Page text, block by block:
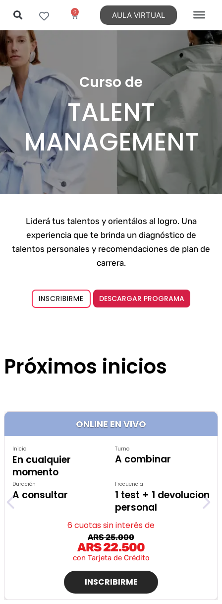
al
contenido
0 AULA VIRTUAL
Curso de
TALENT
MANAGEMENT
Liderá tus talentos y orientálos al logro. Una
experiencia que te brinda un diagnóstico de
talentos personales y recomendaciones de plan de
carrera.
INSCRIBIRME DESCARGAR PROGRAMA
Próximos inicios
ONLINE EN VIVO
Inicio
En cualquier
momento
Turno
A combinar
Duración
A consultar
Frecuencia
1 test + 1 devolucion
personal
6 cuotas sin interés de
ARS 25.000
ARS 22.500
con Tarjeta de Crédito
INSCRIBIRME